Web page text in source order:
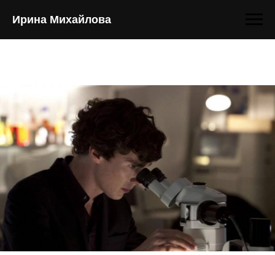
Ирина Михайлова